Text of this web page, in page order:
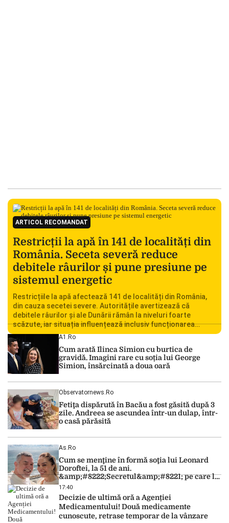
ARTICOL RECOMANDAT
Restricții la apă în 141 de localități din
România. Seceta severă reduce
debitele râurilor și pune presiune pe
sistemul energetic
Restricțiile la apă afectează 141 de localități din România,
din cauza secetei severe. Autoritățile avertizează că
debitele râurilor și ale Dunării rămân la niveluri foarte
scăzute, iar situația influențează inclusiv funcționarea
Centralei Nucleare de la Cernavodă. România se confruntă
cu una dintre cele mai dificile perioade din punct de vedere
hidrologic din ultimii ani. Lipsa […]
A1.ro
Cum arată Ilinca Simion cu burtica de
gravidă. Imagini rare cu soția lui George
Simion, însărcinată a doua oară
Observatornews.ro
Fetiţa dispărută în Bacău a fost găsită după 3
zile. Andreea se ascundea într-un dulap, într-
o casă părăsită
As.ro
Cum se menţine în formă soţia lui Leonard
Doroftei, la 51 de ani.
&amp;#8222;Secretul&amp;#8221; pe care l-a
dezvăluit
17:40
Decizie de ultimă oră a Agenției
Medicamentului! Două medicamente
cunoscute, retrase temporar de la vânzare